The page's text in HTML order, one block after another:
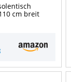
cm breit